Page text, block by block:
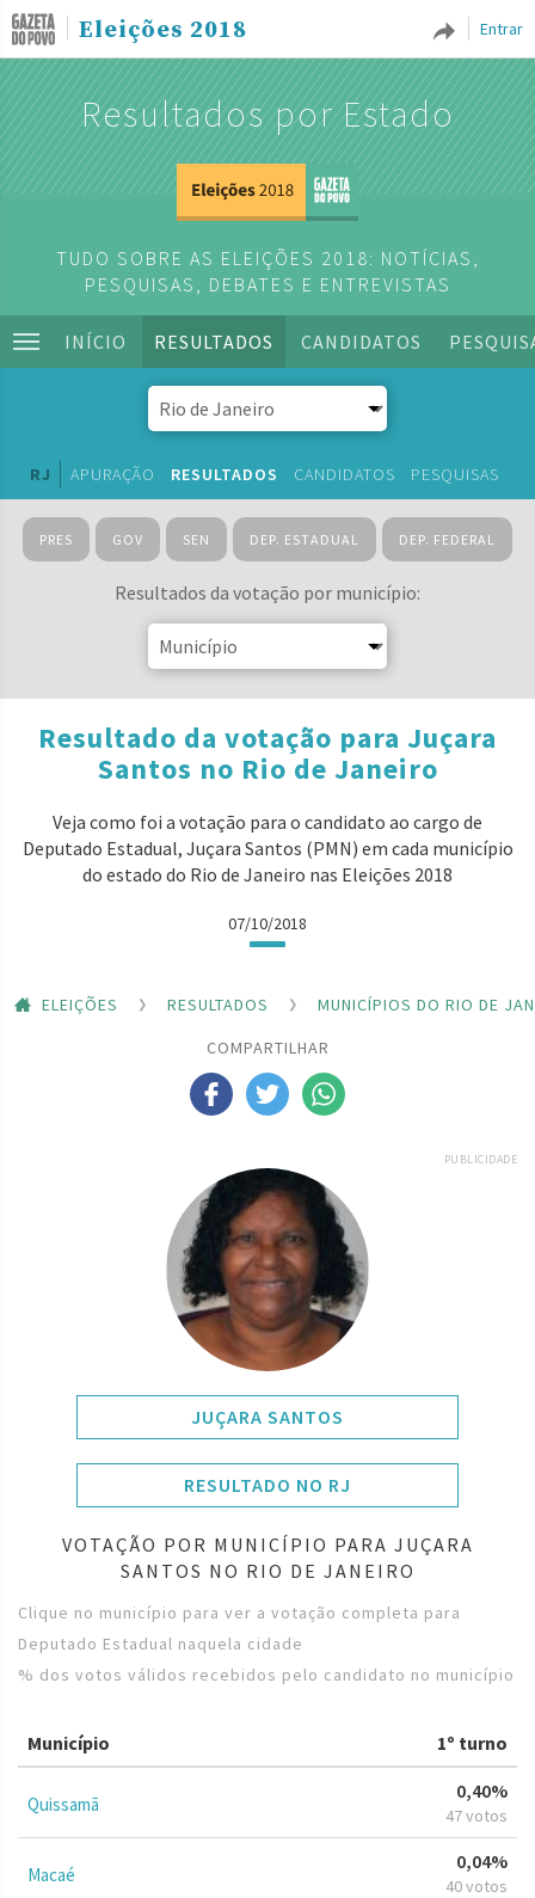
Entrar
Eleições 2018
Resultados por Estado
TUDO SOBRE AS ELEIÇÕES 2018: NOTÍCIAS,
PESQUISAS, DEBATES E ENTREVISTAS
INÍCIO RESULTADOS CANDIDATOS
RJ APURAÇÃO RESULTADOS CANDIDATOS PESQUISAS
PRES GOV SEN DEP. ESTADUAL DEP. FEDERAL
Resultados da votação por município:
Resultado da votação para Juçara
Santos no Rio de Janeiro
Veja como foi a votação para o candidato ao cargo de
Deputado Estadual, Juçara Santos (PMN) em cada município
do estado do Rio de Janeiro nas Eleições 2018
07/10/2018
ELEIÇÕES RESULTADOS
MUNICÍPIOS DO RIO DE
COMPARTILHAR
PUBLICIDADE
JUÇARA SANTOS
RESULTADO NO RJ
VOTAÇÃO POR MUNICÍPIO PARA JUÇARA
SANTOS NO RIO DE JANEIRO
Clique no município para ver a votação completa para
Deputado Estadual naquela cidade
% dos votos válidos recebidos pelo candidato no município
Município 1º turno
Quissamã
0,40%
47 votos
Macaé
0,04%
40 votos